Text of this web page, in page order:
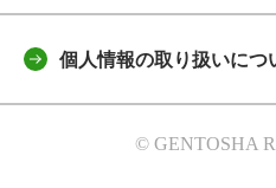
個人情報の取り扱いにつ
© GENTOSHA